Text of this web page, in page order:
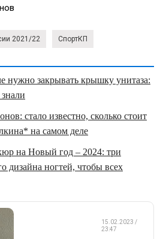
2021/22 СпортКП
нужно закрывать крышку унитаза:
стало известно, сколько стоит
на самом деле
на Новый год – 2024: три
дизайна ногтей, чтобы всех
15.02.2023 /
23:47